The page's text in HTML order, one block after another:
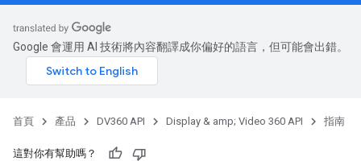
Google 會運用 AI 技術將內容翻譯成你偏好的語言，但可能會出錯。
首頁 產品 DV360 API Display & amp; Video 360 API 指南
這對你有幫助嗎？